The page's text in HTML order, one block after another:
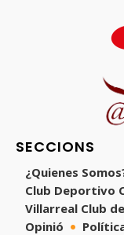
SECCIONS
¿Quienes
Club Deportivo
Villarreal Club
Opinió